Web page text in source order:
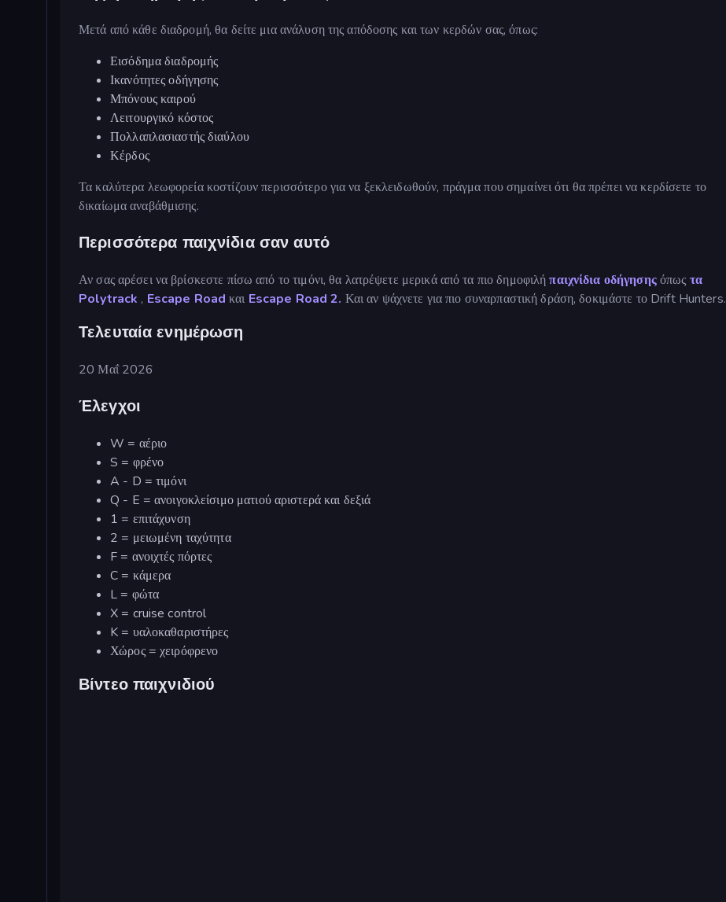
Μετά από κάθε διαδρομή, θα δείτε μια ανάλυση της απόδοσης και των κερδών σας, όπως:
Εισόδημα διαδρομής
Ικανότητες οδήγησης
Μπόνους καιρού
Λειτουργικό κόστος
Πολλαπλασιαστής διαύλου
Κέρδος
Τα καλύτερα λεωφορεία κοστίζουν περισσότερο για να ξεκλειδωθούν, πράγμα που σημαίνει ότι θα πρέπει να κερδίσετε το
δικαίωμα αναβάθμισης.
Περισσότερα παιχνίδια σαν αυτό
Αν σας αρέσει να βρίσκεστε πίσω από το τιμόνι, θα λατρέψετε μερικά από τα πιο δημοφιλήπαιχνίδια οδήγησηςόπως τα
Polytrack , Escape Road και Escape Road 2. Και αν ψάχνετε για πιο συναρπαστική δράση, δοκιμάστε το Drift Hunters.
Τελευταία ενημέρωση
20 Μαΐ 2026
Έλεγχοι
W = αέριο
S = φρένο
A - D = τιμόνι
Q - E = ανοιγοκλείσιμο ματιού αριστερά και δεξιά
1 = επιτάχυνση
2 = μειωμένη ταχύτητα
F = ανοιχτές πόρτες
C = κάμερα
L = φώτα
X = cruise control
K = υαλοκαθαριστήρες
Χώρος = χειρόφρενο
Βίντεο παιχνιδιού